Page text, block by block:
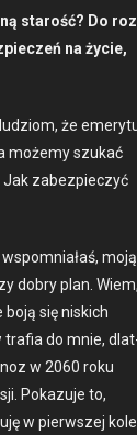
starość? Do
na życie,
że
może­my szukać
Jak zabez­pieczyć
moją
dobry plan. Wiem,
się nis­kich
trafia do mnie,
w 2060 roku
Pokazu­je to,
w pier­wszej